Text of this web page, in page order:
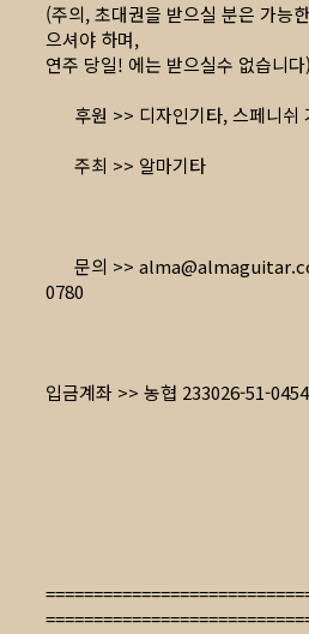
(주의, 초대권을 받으실 분은 가능
으셔야 하며,
연주 당일! 에는 받으실수
후원 >> 디자인기타, 스페니쉬
주최 >> 알마기타
문의 >>
0780
입금계좌 >> 농협 233026-51-